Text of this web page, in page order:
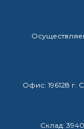
Дефекты
Что такое
Что такое
Офис: 196128
Склад: